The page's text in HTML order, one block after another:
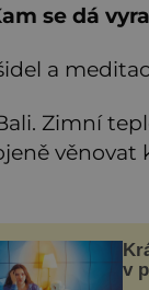
se dá
a
Zimní
věnovat
v